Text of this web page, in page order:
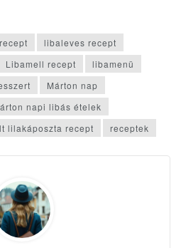
libaleves recept
Libamell recept
libamenü
Márton nap
napi libás ételek
lilakáposzta recept receptek